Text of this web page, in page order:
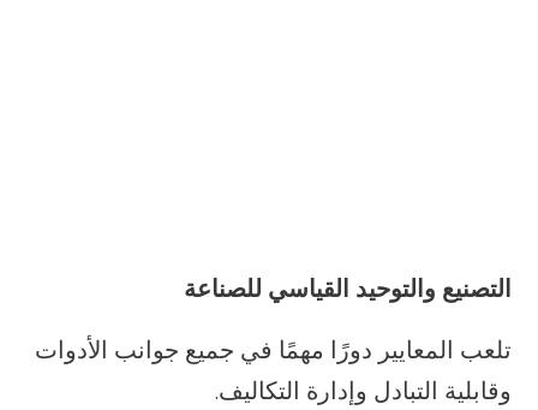
التصنيع والتوحيد القياسي للصناعة
تلعب المعايير دورًا مهمًا في جميع جوانب الأدوات
وقابلية التبادل وإدارة التكاليف.